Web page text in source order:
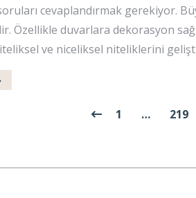
cevaplandırmak gerekiyor.
Özellikle duvarlara dekorasyon
ve niceliksel niteliklerini
1 … 219